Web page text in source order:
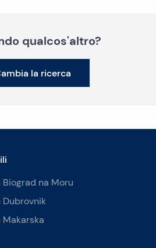
qualcos'altro?
la ricerca
na Moru
Dubrovnik